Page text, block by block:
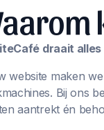
draait
website maken
Bij ons
aantrekt én